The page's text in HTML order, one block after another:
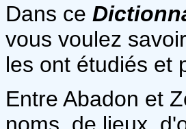
Dans ce
vous voulez
les ont étudiés et
Entre Abadon et